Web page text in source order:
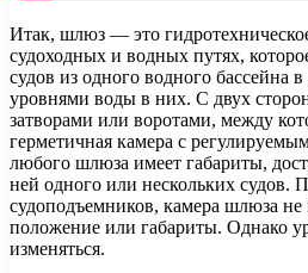
Итак, шлюз — это
судоходных и водных путях,
судов из одного водного бассейна
уровнями воды в них. С двух
затворами или воротами, между
герметичная камера с
любого шлюза имеет габариты,
ней одного или нескольких судов.
судоподъемников, камера шлюза не
положение или габариты. Однако
изменяться.